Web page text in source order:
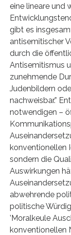
eine lineare und
gibt es
antisemitischer
durch die
Antisemitismus
zunehmende
Judenbildern
nachweisbar.”
notwendigen –
konventionellen
sondern die
Auswirkungen
abwehrende
politische
’Moralkeule
konventionellen